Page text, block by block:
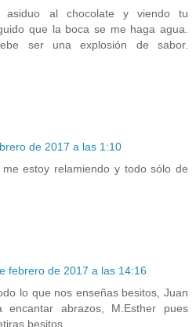
asiduo al chocolate y viendo tu
que la boca se me haga agua.
ser una explosión de sabor.
de 2017 a las 1:10
estoy relamiendo y todo sólo de
febrero de 2017 a las 14:16
lo que nos enseñas besitos, Juan
abrazos, M.Esther pues
besitos